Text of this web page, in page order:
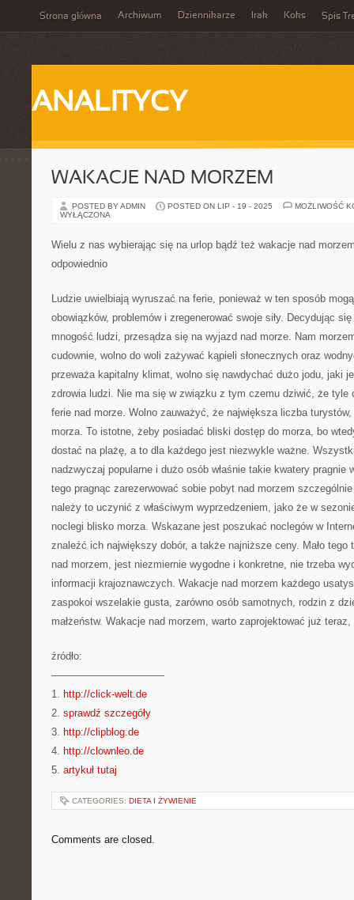
Strona główna Archiwum Dziennikarze Irak Koks Spis
ANALITYCY
WAKACJE NAD MORZEM
POSTED BY ADMIN POSTED ON LIP - 19 - 2025
MOŻLIWOŚĆ
WYŁĄCZONA
Wielu z nas wybierając się na urlop bądź też wakacje nad
odpowiednio
Ludzie uwielbiają wyruszać na ferie, ponieważ w ten sposób
obowiązków, problemów i zregenerować swoje siły. Decydując
mnogość ludzi, przesądza się na wyjazd nad morze. Nam
cudownie, wolno do woli zażywać kąpieli słonecznych oraz
przeważa kapitalny klimat, wolno się nawdychać dużo jodu, jaki
zdrowia ludzi. Nie ma się w związku z tym czemu dziwić, że tyle
ferie nad morze. Wolno zauważyć, że największa liczba
morza. To istotne, żeby posiadać bliski dostęp do morza, bo
dostać na plażę, a to dla każdego jest niezwykle ważne.
nadzwyczaj popularne i dużo osób właśnie takie kwatery pragnie
tego pragnąc zarezerwować sobie pobyt nad morzem
należy to uczynić z właściwym wyprzedzeniem, jako że w
noclegi blisko morza. Wskazane jest poszukać noclegów w
znaleźć ich największy dobór, a także najniższe ceny. Mało tego
nad morzem, jest niezmiernie wygodne i konkretne, nie trzeba
informacji krajoznawczych. Wakacje nad morzem każdego
zaspokoi wszelakie gusta, zarówno osób samotnych, rodzin z
małżeństw. Wakacje nad morzem, warto zaprojektować już
źródło:
———————————
1. http://click-welt.de
2. sprawdź szczegóły
3. http://clipblog.de
4. http://clownleo.de
5. artykuł tutaj
CATEGORIES: DIETA I ŻYWIENIE
Comments are closed.